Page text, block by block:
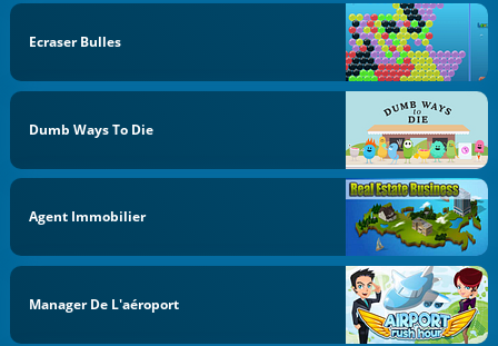
Ecraser Bulles
Dumb Ways To Die
Agent Immobilier
Manager De L'aéroport